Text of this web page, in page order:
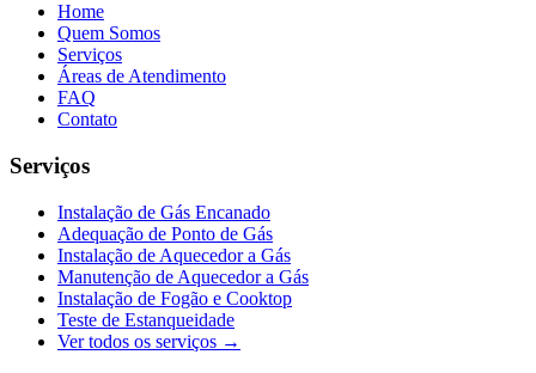
Home
Quem Somos
Serviços
Áreas de Atendimento
FAQ
Contato
Serviços
Instalação de Gás Encanado
Adequação de Ponto de Gás
Instalação de Aquecedor a Gás
Manutenção de Aquecedor a Gás
Instalação de Fogão e Cooktop
Teste de Estanqueidade
Ver todos os serviços →